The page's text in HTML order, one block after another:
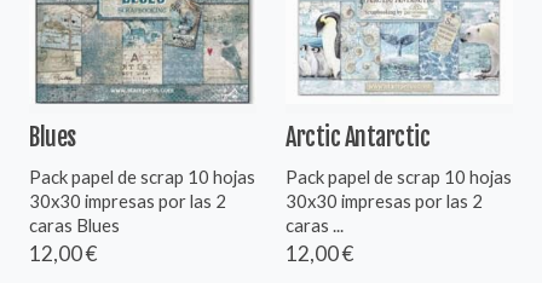
Blues
Pack papel de scrap 10 hojas
30x30 impresas por las 2
caras Blues
12,00 €
Arctic Antarctic
Pack papel de scrap 10 hojas
30x30 impresas por las 2
caras ...
12,00 €